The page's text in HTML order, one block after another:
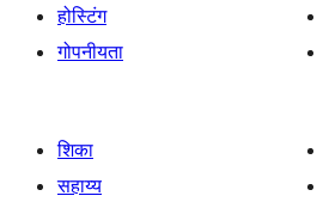
होस्टिंग
गोपनीयता
शिका
सहाय्य